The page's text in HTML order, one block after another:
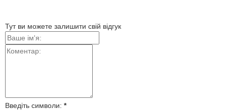
Тут ви можете залишити свій відгук
Введіть символи: *